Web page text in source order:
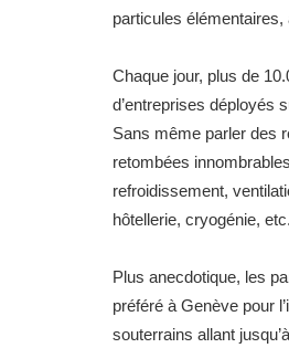
particules
Chaque jour, plus de
d’entreprises déployés
Sans même parler des
retombées
refroidissement,
hôtellerie, cryogénie, etc.
Plus anecdotique, les
préféré à Genève pour
souterrains allant